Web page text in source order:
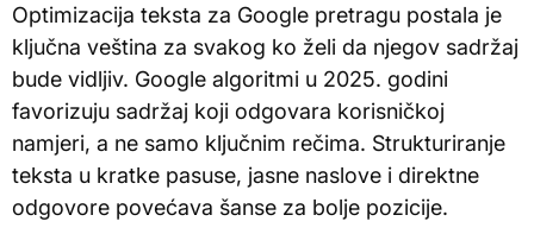
Optimizacija teksta za Google pretragu postala je
ključna veština za svakog ko želi da njegov sadržaj
bude vidljiv. Google algoritmi u 2025. godini
favorizuju sadržaj koji odgovara korisničkoj
namjeri, a ne samo ključnim rečima. Strukturiranje
teksta u kratke pasuse, jasne naslove i direktne
odgovore povećava šanse za bolje pozicije.